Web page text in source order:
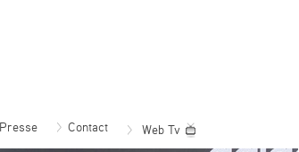
Presse Contact Web Tv